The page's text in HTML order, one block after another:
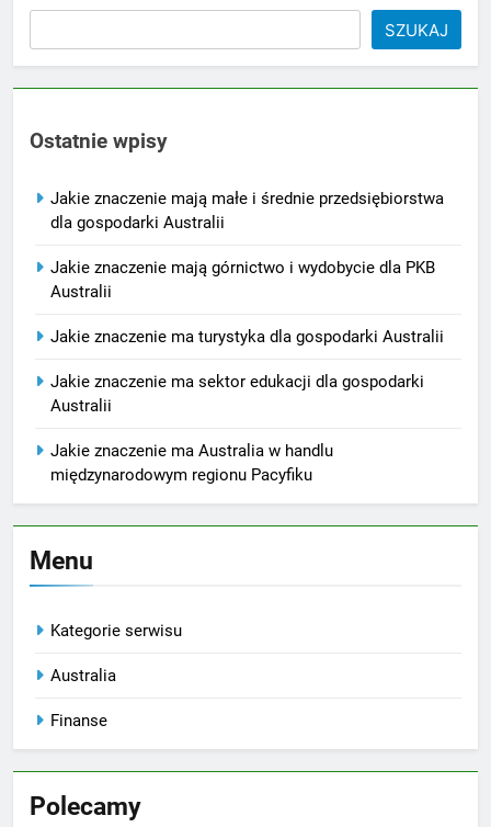
SZUKAJ
Ostatnie wpisy
Jakie znaczenie mają małe i średnie przedsiębiorstwa
dla gospodarki Australii
Jakie znaczenie mają górnictwo i wydobycie dla PKB
Australii
Jakie znaczenie ma turystyka dla gospodarki Australii
Jakie znaczenie ma sektor edukacji dla gospodarki
Australii
Jakie znaczenie ma Australia w handlu
międzynarodowym regionu Pacyfiku
Menu
Kategorie serwisu
Australia
Finanse
Polecamy